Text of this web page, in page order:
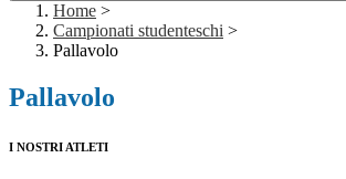
Home >
Campionati studenteschi >
Pallavolo
Pallavolo
I NOSTRI ATLETI